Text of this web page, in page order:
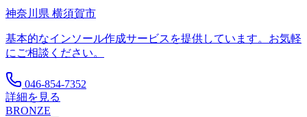
神奈川県 横須賀市
基本的なインソール作成サービスを提供しています。お気軽
にご相談ください。
046-854-7352
詳細を見る
BRONZE